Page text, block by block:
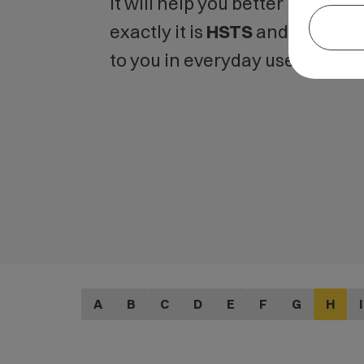
exactly it is HSTSand what is
to you in everyday use.
A B C D E F G H I